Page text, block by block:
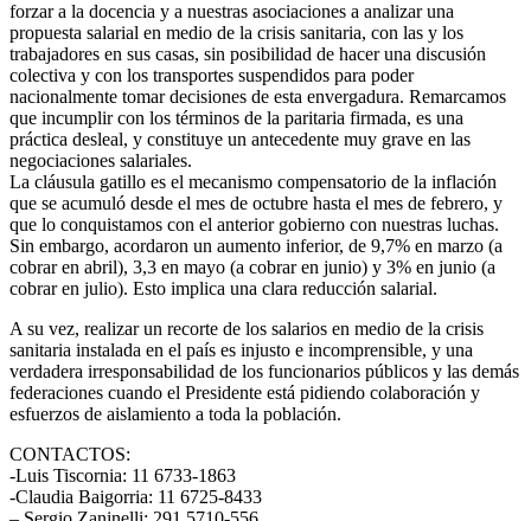
forzar a la docencia y a nuestras asociaciones a analizar una
propuesta salarial en medio de la crisis sanitaria, con las y los
trabajadores en sus casas, sin posibilidad de hacer una discusión
colectiva y con los transportes suspendidos para poder
nacionalmente tomar decisiones de esta envergadura. Remarcamos
que incumplir con los términos de la paritaria firmada, es una
práctica desleal, y constituye un antecedente muy grave en las
negociaciones salariales.
La cláusula gatillo es el mecanismo compensatorio de la inflación
que se acumuló desde el mes de octubre hasta el mes de febrero, y
que lo conquistamos con el anterior gobierno con nuestras luchas.
Sin embargo, acordaron un aumento inferior, de 9,7% en marzo (a
cobrar en abril), 3,3 en mayo (a cobrar en junio) y 3% en junio (a
cobrar en julio). Esto implica una clara reducción salarial.
A su vez, realizar un recorte de los salarios en medio de la crisis
sanitaria instalada en el país es injusto e incomprensible, y una
verdadera irresponsabilidad de los funcionarios públicos y las demás
federaciones cuando el Presidente está pidiendo colaboración y
esfuerzos de aislamiento a toda la población.
CONTACTOS:
-Luis Tiscornia: 11 6733-1863
-Claudia Baigorria: 11 6725-8433